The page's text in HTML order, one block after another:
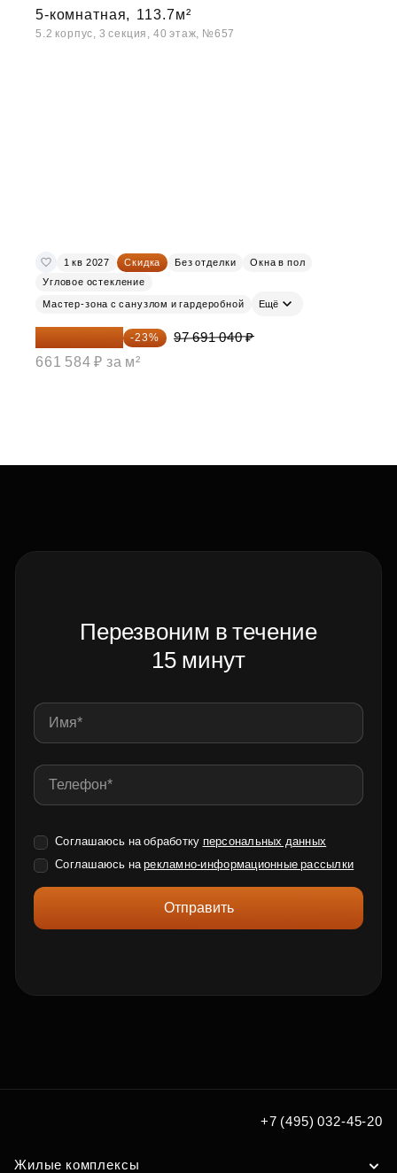
5-комнатная, 113.7м²
5.2 корпус, 3 секция, 40 этаж, №657
1 кв 2027 Скидка Без отделки
Окна в пол
Угловое остекление
Мастер-зона с санузлом и гардеробной Ещё
75 222 101 ₽ -23%
97 691 040 ₽
661 584 ₽ за м²
Перезвоним в течение
15 минут
Соглашаюсь на обработку персональных данных
Соглашаюсь нарекламно-информационные рассылки
Отправить
+7 (495) 032-45-20
Жилые комплексы